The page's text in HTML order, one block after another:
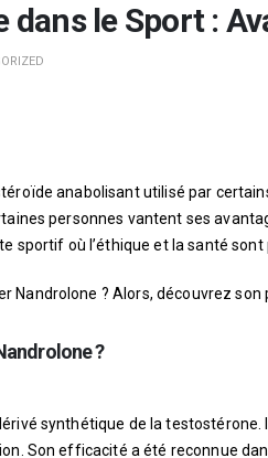
dans le Sport :
anabolisant utilisé par
personnes vantent ses
sportif où l’éthique et la santé sont
Nandrolone ? Alors, découvrez
?
synthétique de la
Son efficacité a été reconnue